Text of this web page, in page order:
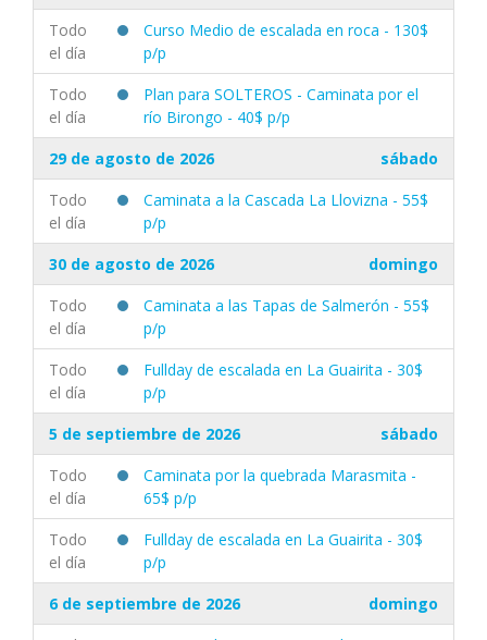
Todo
el día
Curso Medio de escalada en roca - 130$
p/p
Todo
el día
Plan para SOLTEROS - Caminata por el
río Birongo - 40$ p/p
29 de agosto de 2026
sábado
Todo
el día
Caminata a la Cascada La Llovizna - 55$
p/p
30 de agosto de 2026
domingo
Todo
el día
Caminata a las Tapas de Salmerón - 55$
p/p
Todo
el día
Fullday de escalada en La Guairita - 30$
p/p
5 de septiembre de 2026
sábado
Todo
el día
Caminata por la quebrada Marasmita -
65$ p/p
Todo
el día
Fullday de escalada en La Guairita - 30$
p/p
6 de septiembre de 2026
domingo